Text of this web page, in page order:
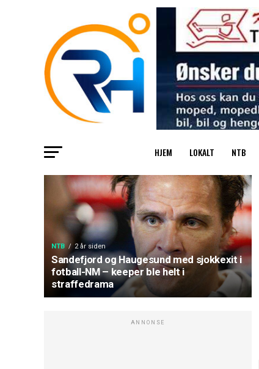
HJEM LOKALT NTB
NTB 2 år siden
Sandefjord og Haugesund med sjokkexit i
fotball-NM – keeper ble helt i
straffedrama
ANNONSE